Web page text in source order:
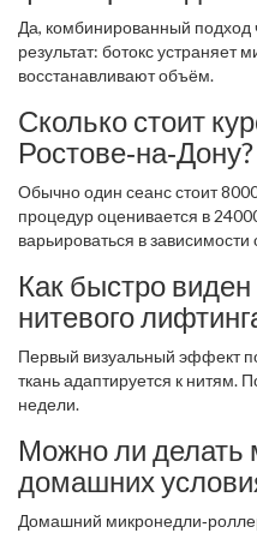
Да, комбинированный подход
результат: ботокс
восстанавливают объём.
Сколько стоит
Ростове‑на‑Дону?
Обычно один сеанс стоит
процедур оценивается в
варьироваться в зависимости
Как быстро виден
нитевого
Первый визуальный эффект
ткань адаптируется к нитям.
недели.
Можно ли делать
домашних
Домашний